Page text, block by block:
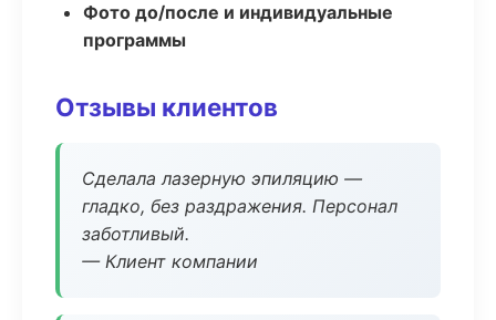
Фото до/после и индивидуальные
программы
Отзывы клиентов
Сделала лазерную эпиляцию —
гладко, без раздражения. Персонал
заботливый.
— Клиент компании